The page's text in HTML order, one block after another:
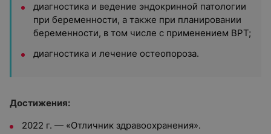
диагностика и ведение эндокринной патологии
при беременности, а также при планировании
беременности, в том числе с применением ВРТ;
диагностика и лечение остеопороза.
Достижения:
2022 г. — «Отличник здравоохранения».